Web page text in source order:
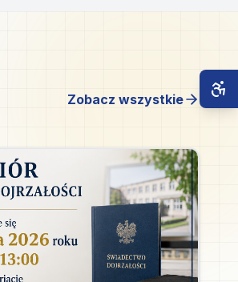
Zobacz wszystkie